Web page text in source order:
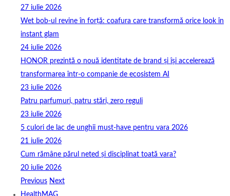
27 iulie 2026
Wet bob-ul revine în forță: coafura care transformă orice look în
instant glam
24 iulie 2026
HONOR prezintă o nouă identitate de brand și își accelerează
transformarea într-o companie de ecosistem AI
23 iulie 2026
Patru parfumuri, patru stări, zero reguli
23 iulie 2026
5 culori de lac de unghii must‑have pentru vara 2026
21 iulie 2026
Cum rămâne părul neted și disciplinat toată vara?
20 iulie 2026
Previous Next
HealthMAG